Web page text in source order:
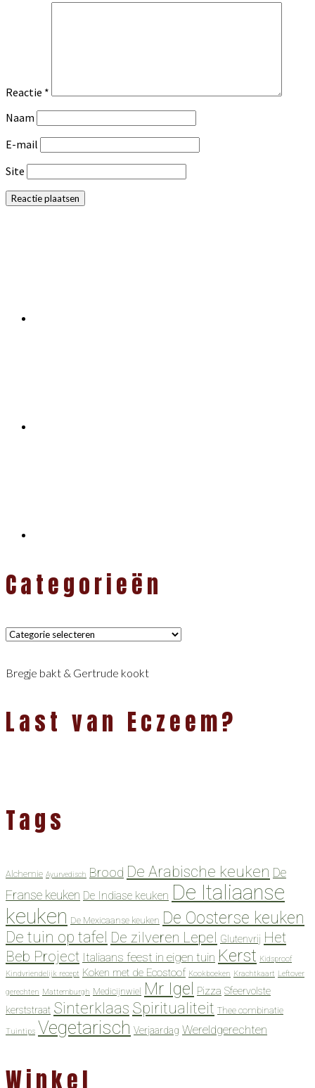
Reactie *
Naam
E-mail
Site
Categorieën
Categorieën
Bregje bakt & Gertrude kookt
Last van Eczeem?
Tags
Alchemie Ayurvedisch Brood De Arabische keuken De
Franse keuken De Indiase keuken De Italiaanse
keuken De Mexicaanse keuken De Oosterse keuken
De tuin op tafel De zilveren Lepel Glutenvrij Het
Beb Project Italiaans feest in eigen tuin Kerst Kidsproof
Kindvriendelijk recept Koken met de Ecostoof Kookboeken Krachtkaart Leftover
gerechten Mattemburgh Medicijnwiel Mr Igel Pizza Sfeervolste
kerststraat Sinterklaas Spiritualiteit Thee combinatie
Tuintips Vegetarisch Verjaardag Wereldgerechten
Winkel